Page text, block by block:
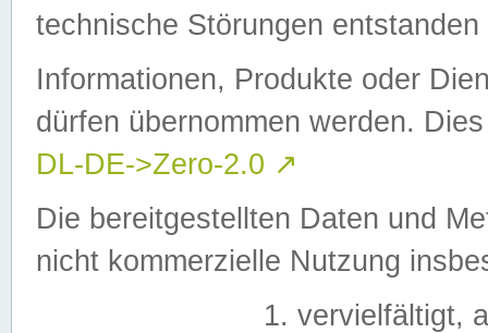
technische Störungen
Informationen, Produkte oder
dürfen übernommen werden.
DL-DE->Zero-2.0 ↗
Die bereitgestellten Daten und
nicht kommerzielle Nutzung
vervielfältigt,